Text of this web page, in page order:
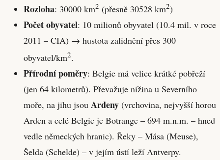
Rozloha: 30000 km2 (přesně 30528 km2)
Počet obyvatel: 10 milionů obyvatel (10.4 mil. v roce
2011 – CIA) → hustota zalidnění přes 300
obyvatel/km2.
Přírodní poměry: Belgie má velice krátké pobřeží
(jen 64 kilometrů). Převažuje nížina u Severního
moře, na jihu jsou Ardeny (vrchovina, nejvyšší horou
Arden a celé Belgie je Botrange – 694 m.n.m. – hned
vedle německých hranic). Řeky – Mása (Meuse),
Šelda (Schelde) – v jejím ústí leží Antverpy.